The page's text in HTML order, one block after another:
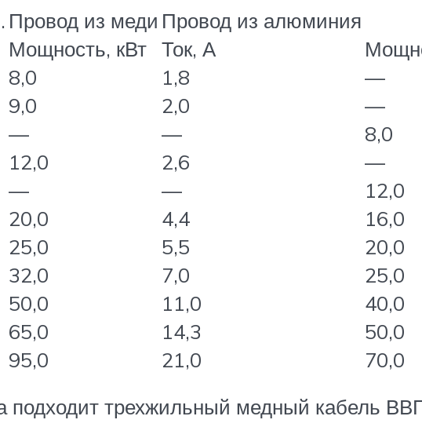
Провод из меди Провод из алюминия
Мощность, кВт Ток, А
8,0 1,8 —
9,0 2,0 —
— — 8,0
12,0 2,6 —
— — 12,0
20,0 4,4 16,0
25,0 5,5 20,0
32,0 7,0 25,0
50,0 11,0 40,0
65,0 14,3 50,0
95,0 21,0 70,0
подходит трехжильный медный кабель